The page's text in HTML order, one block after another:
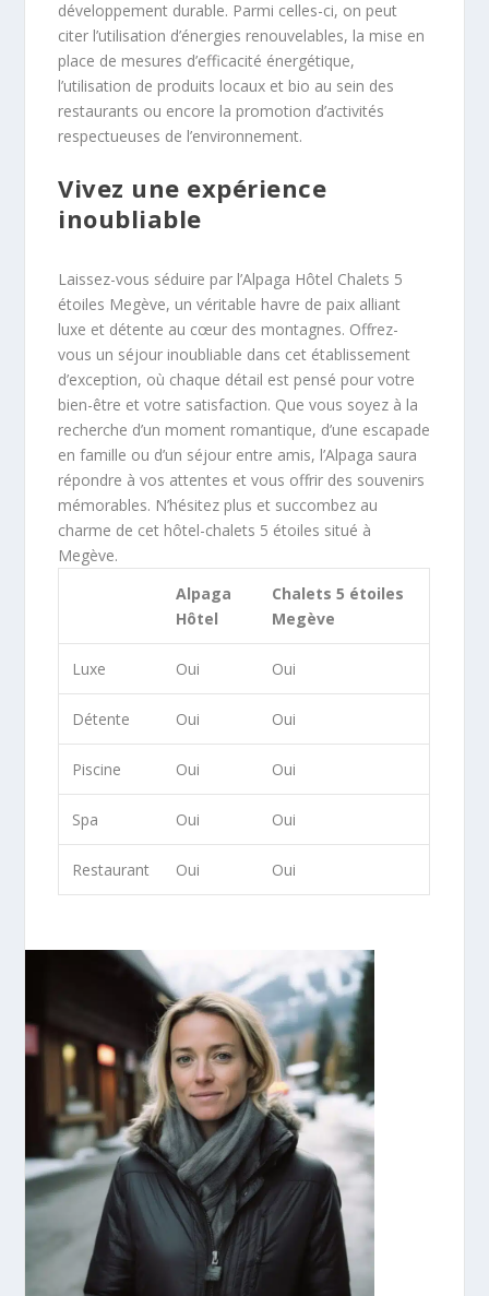
développement durable. Parmi celles-ci, on peut
citer l’utilisation d’énergies renouvelables, la mise en
place de mesures d’efficacité énergétique,
l’utilisation de produits locaux et bio au sein des
restaurants ou encore la promotion d’activités
respectueuses de l’environnement.
Vivez une expérience
inoubliable
Laissez-vous séduire par l’Alpaga Hôtel Chalets 5
étoiles Megève, un véritable havre de paix alliant
luxe et détente au cœur des montagnes. Offrez-
vous un séjour inoubliable dans cet établissement
d’exception, où chaque détail est pensé pour votre
bien-être et votre satisfaction. Que vous soyez à la
recherche d’un moment romantique, d’une escapade
en famille ou d’un séjour entre amis, l’Alpaga saura
répondre à vos attentes et vous offrir des souvenirs
mémorables. N’hésitez plus et succombez au
charme de cet hôtel-chalets 5 étoiles situé à
Megève.
Alpaga
Hôtel
Chalets 5 étoiles
Megève
Luxe Oui Oui
Détente Oui Oui
Piscine Oui Oui
Spa Oui Oui
Restaurant Oui Oui